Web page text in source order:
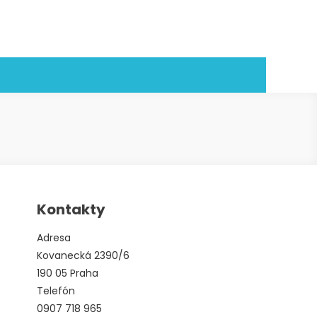
Kontakty
Adresa
Kovanecká 2390/6
190 05 Praha
Telefón
0907 718 965